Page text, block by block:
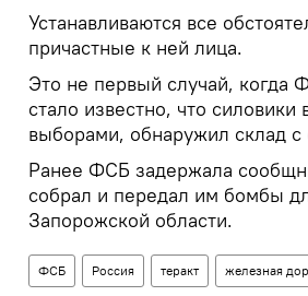
Устанавливаются все
причастные к ней лица.
Это не первый случай, когда
стало известно, что
выборами, обнаружил склад с
Ранее ФСБ задержала
собрал и передал им бомбы
Запорожской области.
ФСБ Россия теракт железная